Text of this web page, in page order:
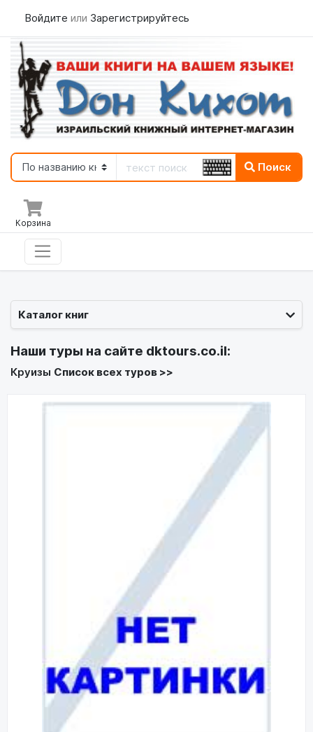
Войдите или Зарегистрируйтесь
Поиск
Корзина
Каталог книг
Наши туры на сайте dktours.co.il:
Круизы Список всех туров >>